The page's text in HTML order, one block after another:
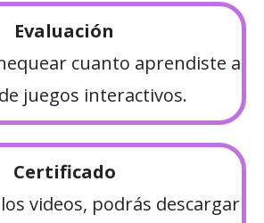
Evaluación
cuanto aprendiste a
juegos interactivos.
Certificado
videos, podrás descargar